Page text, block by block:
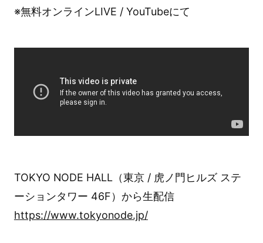
※無料オンラインLIVE / YouTubeにて
TOKYO NODE HALL（東京 / 虎ノ門ヒルズ ステ
ーションタワー 46F）から生配信
https://www.tokyonode.jp/